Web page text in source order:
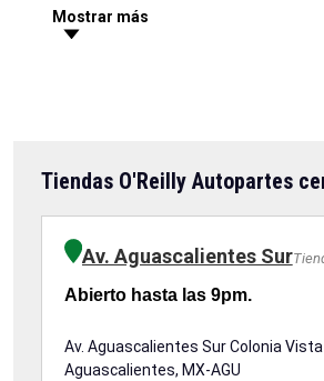
Mostrar más
Tiendas O'Reilly Autopartes
Av. Aguascalientes Sur
Abierto hasta las 9pm.
Av. Aguascalientes Sur Colonia Vista
Aguascalientes, MX-AGU